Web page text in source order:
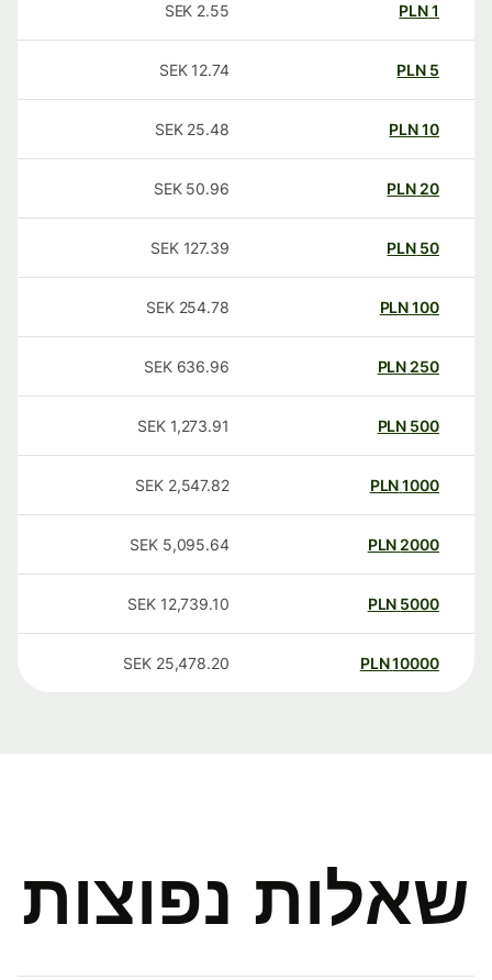
PLN
2.55
SEK
PLN
12.74
SEK
PLN
25.48
SEK
20
PLN
50.96
SEK
50
PLN
127.39
SEK
100
PLN
254.78
SEK
250
PLN
636.96
SEK
500
PLN
1,273.91
SEK
1000
PLN
2,547.82
SEK
2000
PLN
5,095.64
SEK
5000
PLN
12,739.10
SEK
10000
PLN
25,478.20
SEK
שאלות נפוצות